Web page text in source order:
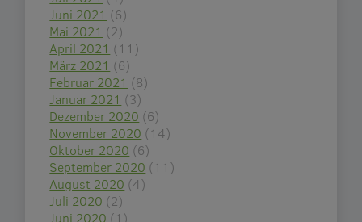
Juni 2021 (6)
Mai 2021 (2)
April 2021 (11)
März 2021 (6)
Februar 2021 (8)
Januar 2021 (3)
Dezember 2020 (6)
November 2020 (14)
Oktober 2020 (6)
September 2020 (11)
August 2020 (4)
Juli 2020 (2)
Juni 2020 (1)